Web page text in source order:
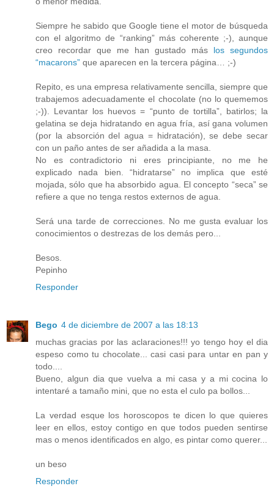
Siempre he sabido que Google tiene el motor de búsqueda
con el algoritmo de “ranking” más coherente ;-), aunque
creo recordar que me han gustado más los segundos
“macarons” que aparecen en la tercera página… ;-)
Repito, es una empresa relativamente sencilla, siempre que
trabajemos adecuadamente el chocolate (no lo quememos
;-)). Levantar los huevos = “punto de tortilla”, batirlos; la
gelatina se deja hidratando en agua fría, así gana volumen
(por la absorción del agua = hidratación), se debe secar
con un paño antes de ser añadida a la masa.
No es contradictorio ni eres principiante, no me he
explicado nada bien. “hidratarse” no implica que esté
mojada, sólo que ha absorbido agua. El concepto “seca” se
refiere a que no tenga restos externos de agua.
Será una tarde de correcciones. No me gusta evaluar los
conocimientos o destrezas de los demás pero...
Besos.
Pepinho
Responder
Bego 4 de diciembre de 2007 a las 18:13
muchas gracias por las aclaraciones!!! yo tengo hoy el dia
espeso como tu chocolate... casi casi para untar en pan y
todo....
Bueno, algun dia que vuelva a mi casa y a mi cocina lo
intentaré a tamaño mini, que no esta el culo pa bollos...
La verdad esque los horoscopos te dicen lo que quieres
leer en ellos, estoy contigo en que todos pueden sentirse
mas o menos identificados en algo, es pintar como querer...
un beso
Responder